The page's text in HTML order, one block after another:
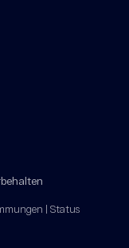
| Status